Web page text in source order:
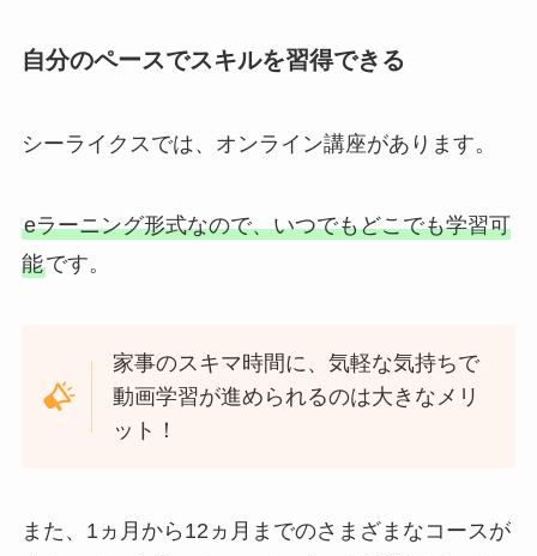
自分のペースでスキルを習得できる
シーライクスでは、オンライン講座があります。
eラーニング形式なので、いつでもどこでも学習可
能です。
家事のスキマ時間に、気軽な気持ちで
動画学習が進められるのは大きなメリ
ット！
また、1ヵ月から12ヵ月までのさまざまなコースが